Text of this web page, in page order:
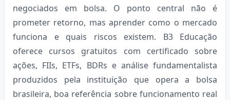
negociados em bolsa. O ponto central não é
prometer retorno, mas aprender como o mercado
funciona e quais riscos existem. B3 Educação
oferece cursos gratuitos com certificado sobre
ações, FIIs, ETFs, BDRs e análise fundamentalista
produzidos pela instituição que opera a bolsa
brasileira, boa referência sobre funcionamento real